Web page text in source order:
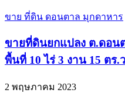
ขาย ที่ดิน ดอนตาล มุกดาหาร
ขายที่ดินยกแปลง ต.ดอน
พื้นที่ 10 ไร่ 3 งาน 15 ตร.
2 พฤษภาคม 2023